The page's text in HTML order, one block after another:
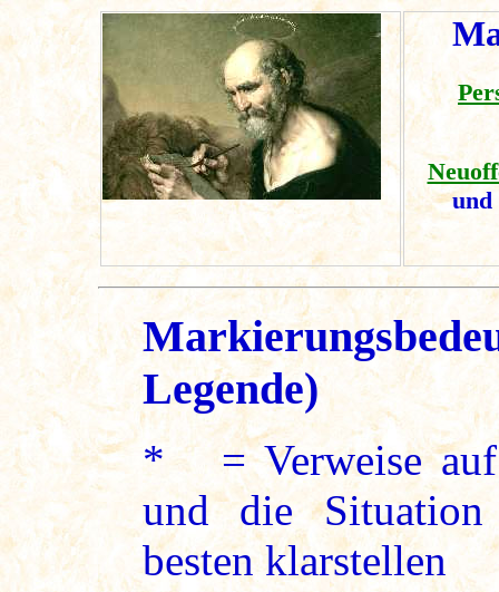
und
Legende)
* = Verweise auf
und die Situation
besten klarstellen